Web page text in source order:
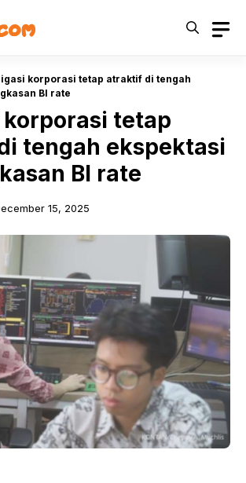
korporasi tetap atraktif di tengah
BI rate
tetap
tengah ekspektasi
BI rate
15, 2025